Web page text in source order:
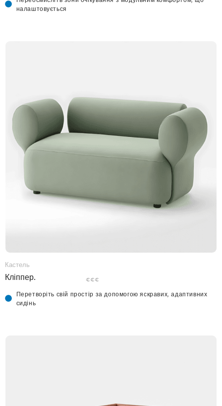
налаштовується
Кастель
Кліппер. €€€
Перетворіть свій простір за допомогою яскравих, адаптивних
сидінь